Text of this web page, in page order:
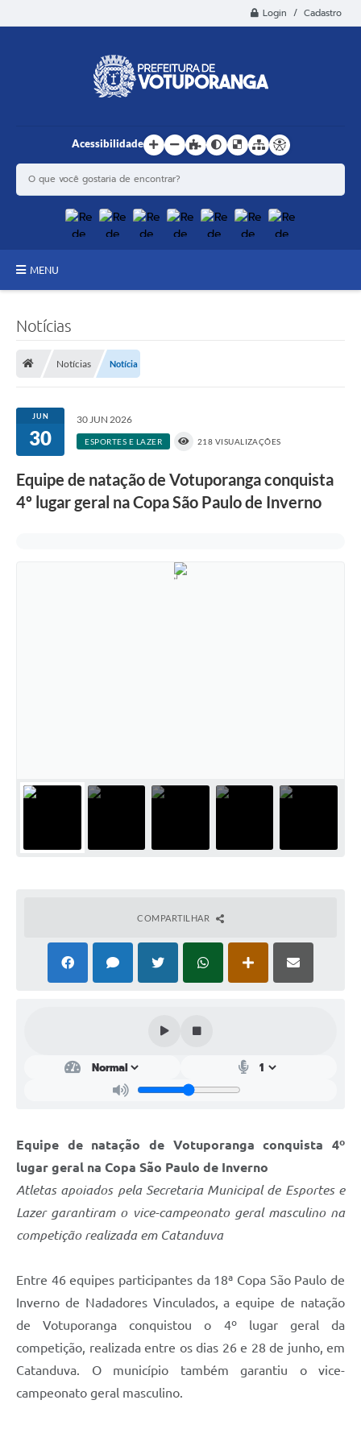
Login / Cadastro
Acessibilidade
MENU
A História
Notícias
Diário Oficial
Notícias
Notícias Notícia
JUN
30
30 JUN 2026
ESPORTES E LAZER 218 VISUALIZAÇÕES
Equipe de natação de Votuporanga conquista
4º lugar geral na Copa São Paulo de Inverno
COMPARTILHAR
Equipe de natação de Votuporanga conquista 4º
lugar geral na Copa São Paulo de Inverno
Atletas apoiados pela Secretaria Municipal de Esportes e
Lazer garantiram o vice-campeonato geral masculino na
competição realizada em Catanduva
Entre 46 equipes participantes da 18ª Copa São Paulo de
Inverno de Nadadores Vinculados, a equipe de natação
de Votuporanga conquistou o 4º lugar geral da
competição, realizada entre os dias 26 e 28 de junho, em
Catanduva. O município também garantiu o vice-
campeonato geral masculino.